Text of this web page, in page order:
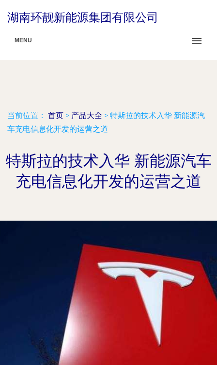
湖南环靓新能源集团有限公司
MENU
当前位置： 首页 > 产品大全 > 特斯拉的技术入华 新能源汽
车充电信息化开发的运营之道
特斯拉的技术入华 新能源汽车
充电信息化开发的运营之道